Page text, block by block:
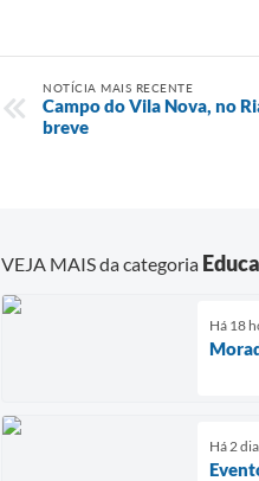
NOTÍCIA MAIS RECENTE
Campo do Vila Nova, no
breve
VEJA MAIS da categoria
Há 18
Há 2